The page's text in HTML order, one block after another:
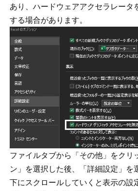
あり、ハードウェアアクセラレータ
する場合があります。
ファイルタブから「その他」をクリ
ン」を選択した後、「詳細設定」を
下にスクロールしていくと表示の設